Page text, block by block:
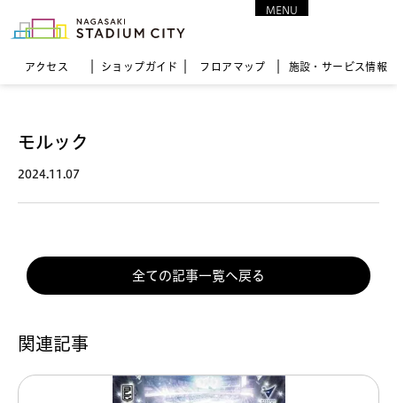
アクセス ショップガイド フロア マップ 施設・サービス情報
MENU
モルック
2024.11.07
全ての記事一覧へ戻る
関連記事